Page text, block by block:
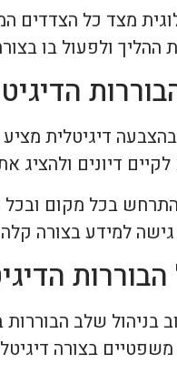
מצד כל הצדדים
ולפעול בו
דיגיטלית
דיונים ולהציג
בכל מקום
למידע בצורה
בניהול שלב
בצורה